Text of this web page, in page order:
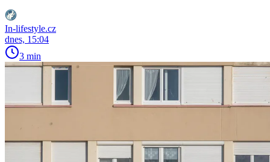
In-lifestyle.cz
dnes, 15:04
3 min